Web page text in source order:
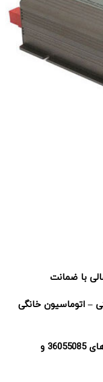
– اتوماسیون خانگی
جهت مشاوره و کسب اطلاعات با شماره های 36055085 و